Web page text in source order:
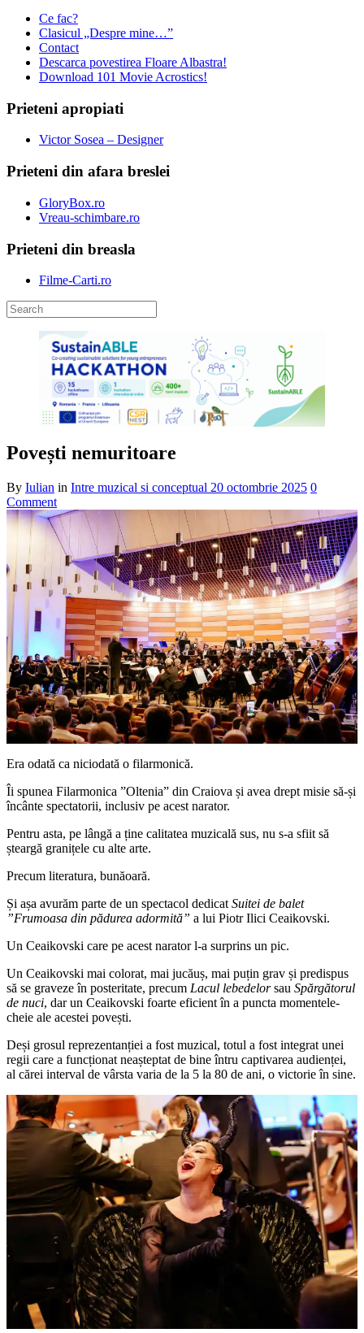
Ce fac?
Clasicul „Despre mine…”
Contact
Descarca povestirea Floare Albastra!
Download 101 Movie Acrostics!
Prieteni apropiati
Victor Sosea – Designer
Prieteni din afara breslei
GloryBox.ro
Vreau-schimbare.ro
Prieteni din breasla
Filme-Carti.ro
Povești nemuritoare
By Iulian in Intre muzical si conceptual 20 octombrie 2025 0
Comment
Era odată ca niciodată o filarmonică.
Îi spunea Filarmonica ”Oltenia” din Craiova și avea drept misie să-și
încânte spectatorii, inclusiv pe acest narator.
Pentru asta, pe lângă a ține calitatea muzicală sus, nu s-a sfiit să
șteargă granițele cu alte arte.
Precum literatura, bunăoară.
Și așa avurăm parte de un spectacol dedicat Suitei de balet
”Frumoasa din pădurea adormită” a lui Piotr Ilici Ceaikovski.
Un Ceaikovski care pe acest narator l-a surprins un pic.
Un Ceaikovski mai colorat, mai jucăuș, mai puțin grav și predispus
să se graveze în posteritate, precum Lacul lebedelorsau Spărgătorul
de nuci, dar un Ceaikovski foarte eficient în a puncta momentele-
cheie ale acestei povești.
Deși grosul reprezentanției a fost muzical, totul a fost integrat unei
regii care a funcționat neașteptat de bine întru captivarea audienței,
al cărei interval de vârsta varia de la 5 la 80 de ani, o victorie în sine.